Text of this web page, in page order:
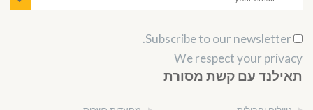
We respect your privacy
תאילנד עם קשת מסורת